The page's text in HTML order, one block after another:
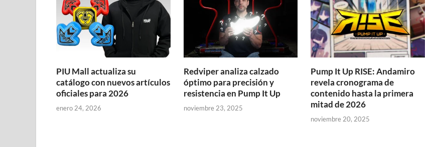
PIU Mall actualiza su
catálogo con nuevos artículos
oficiales para 2026
enero 24, 2026
Redviper analiza calzado
óptimo para precisión y
resistencia en Pump It Up
noviembre 23, 2025
Pump It Up RISE: Andamiro
revela cronograma de
contenido hasta la primera
mitad de 2026
noviembre 20, 2025